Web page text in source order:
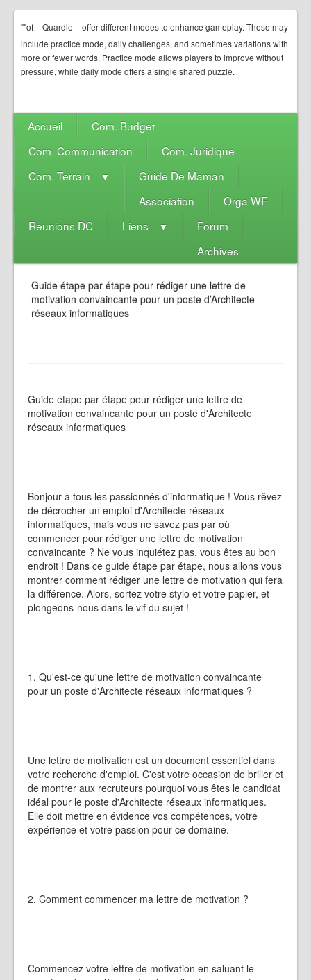
""of Quardle
offer different modes to enhance gameplay. These may
include practice mode, daily challenges, and sometimes variations with
more or fewer words. Practice mode allows players to improve without
pressure, while daily mode offers a single shared puzzle.
Accueil
Com. Budget
Com. Communication
Com. Juridique
Com. Terrain
▼
Guide De Maman
Association
Orga WE
Reunions DC
Liens ▼
Forum
Archives
Guide étape par étape pour rédiger une lettre de
motivation convaincante pour un poste d’Architecte
réseaux informatiques
Guide étape par étape pour rédiger une lettre de
motivation convaincante pour un poste d'Architecte
réseaux informatiques
Bonjour à tous les passionnés d'informatique ! Vous rêvez
de décrocher un emploi d'Architecte réseaux
informatiques, mais vous ne savez pas par où
commencer pour rédiger une lettre de motivation
convaincante ? Ne vous inquiétez pas, vous êtes au bon
endroit ! Dans ce guide étape par étape, nous allons vous
montrer comment rédiger une lettre de motivation qui fera
la différence. Alors, sortez votre stylo et votre papier, et
plongeons-nous dans le vif du sujet !
1. Qu'est-ce qu'une lettre de motivation convaincante
pour un poste d'Architecte réseaux informatiques ?
Une lettre de motivation est un document essentiel dans
votre recherche d'emploi. C'est votre occasion de briller et
de montrer aux recruteurs pourquoi vous êtes le candidat
idéal pour le poste d'Architecte réseaux informatiques.
Elle doit mettre en évidence vos compétences, votre
expérience et votre passion pour ce domaine.
2. Comment commencer ma lettre de motivation ?
Commencez votre lettre de motivation en saluant le